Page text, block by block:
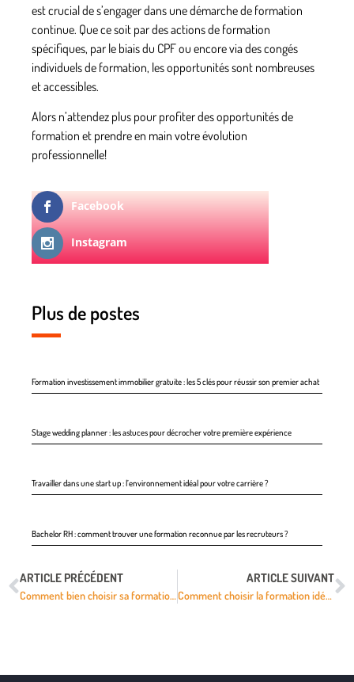
est crucial de s’engager dans une démarche de formation
continue. Que ce soit par des actions de formation
spécifiques, par le biais du CPF ou encore via des congés
individuels de formation, les opportunités sont nombreuses
et accessibles.
Alors n’attendez plus pour profiter des opportunités de
formation et prendre en main votre évolution
professionnelle!
Facebook
Instagram
Plus de postes
Formation investissement immobilier gratuite : les 5 clés pour réussir son premier achat
Stage wedding planner : les astuces pour décrocher votre première expérience
Travailler dans une start up : l’environnement idéal pour votre carrière ?
Bachelor RH : comment trouver une formation reconnue par les recruteurs ?
ARTICLE PRÉCÉDENT
Comment bien choisir sa formation dans le domaine de la Formation
ARTICLE SUIVANT
Comment choisir la formation idéale dans le domaine de la formation?